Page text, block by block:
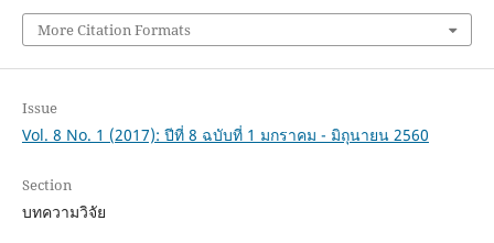
More Citation Formats
Issue
Vol. 8 No. 1 (2017): ปีที่ 8 ฉบับที่ 1 มกราคม - มิถุนายน 2560
Section
บทความวิจัย